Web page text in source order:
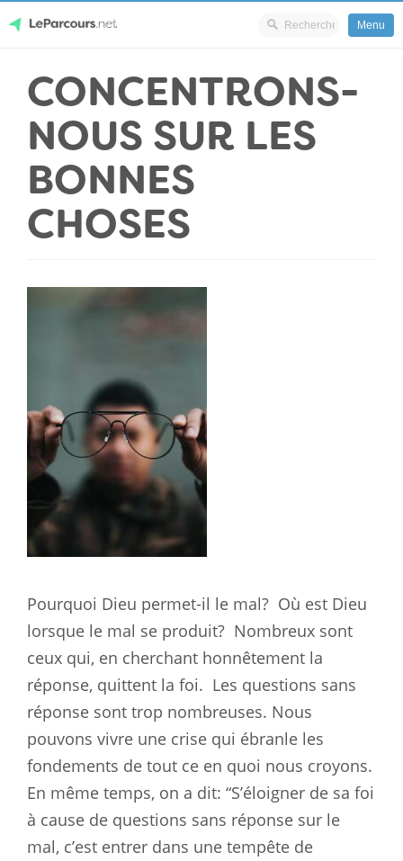
content
LeParcours.net
Menu
CONCENTRONS-
NOUS SUR LES
BONNES
CHOSES
Pourquoi Dieu permet-il le mal? Où est Dieu
lorsque le mal se produit? Nombreux sont
ceux qui, en cherchant honnêtement la
réponse, quittent la foi. Les questions sans
réponse sont trop nombreuses. Nous
pouvons vivre une crise qui ébranle les
fondements de tout ce en quoi nous croyons.
En même temps, on a dit: “S’éloigner de sa foi
à cause de questions sans réponse sur le
mal, c’est entrer dans une tempête de